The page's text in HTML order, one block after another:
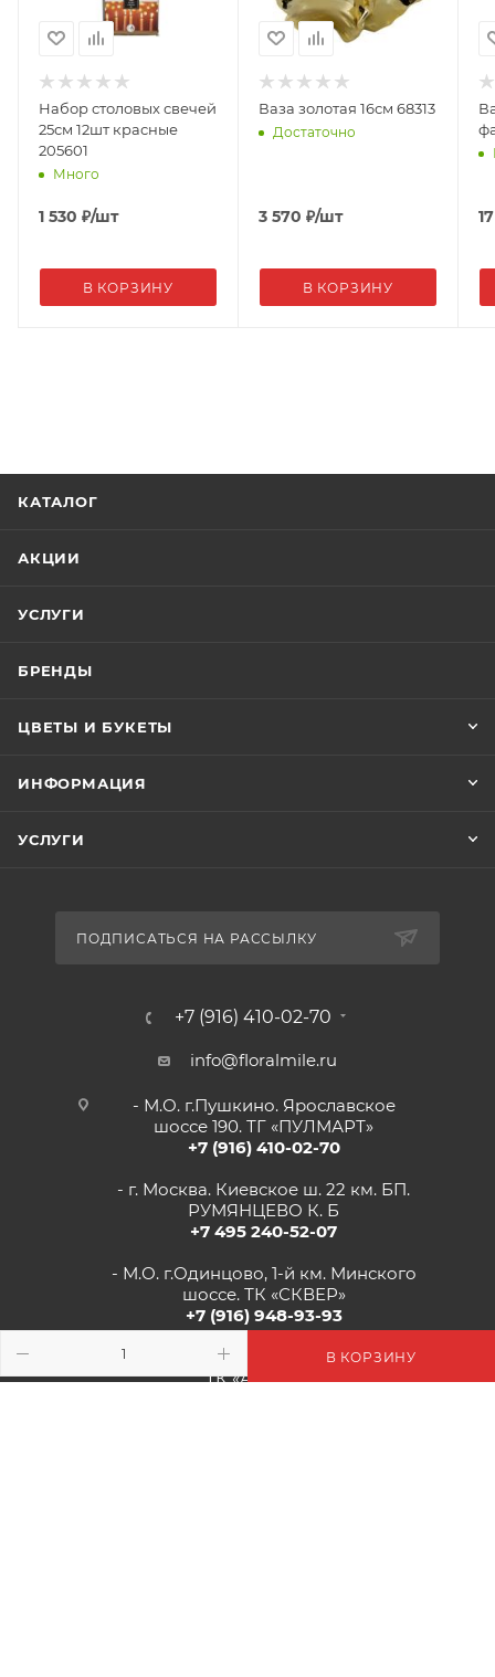
В КОРЗИНУ
Набор столовых свечей
25см 12шт красные
205601
Много
1 530 ₽/шт
В КОРЗИНУ
Ваза золотая 16см 68313
Достаточно
3 570 ₽/шт
В КОРЗИНУ
КАТАЛОГ
АКЦИИ
УСЛУГИ
БРЕНДЫ
ЦВЕТЫ И БУКЕТЫ
ИНФОРМАЦИЯ
УСЛУГИ
ПОДПИСАТЬСЯ НА РАССЫЛКУ
+7 (916) 410-02-70
info@floralmile.ru
- М.О. г.Пушкино. Ярославское
шоссе 190. ТГ «ПУЛМАРТ»
+7 (916) 410-02-70
- г. Москва. Киевское ш. 22 км. БП.
РУМЯНЦЕВО К. Б
+7 495 240-52-07
- М.О. г.Одинцово, 1-й км. Минского
шоссе. ТК «СКВЕР»
+7 (916) 948-93-93
- г.Рязань, Солотчинское шоссе д.2
ТК «АВРОРА»